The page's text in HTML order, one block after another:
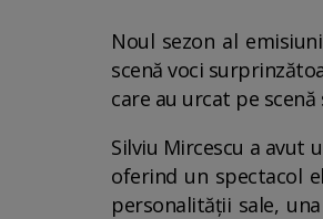
Noul sezon al
scenă voci
care au urcat pe scenă
Silviu Mircescu a avut
oferind un spectacol
personalității sale,